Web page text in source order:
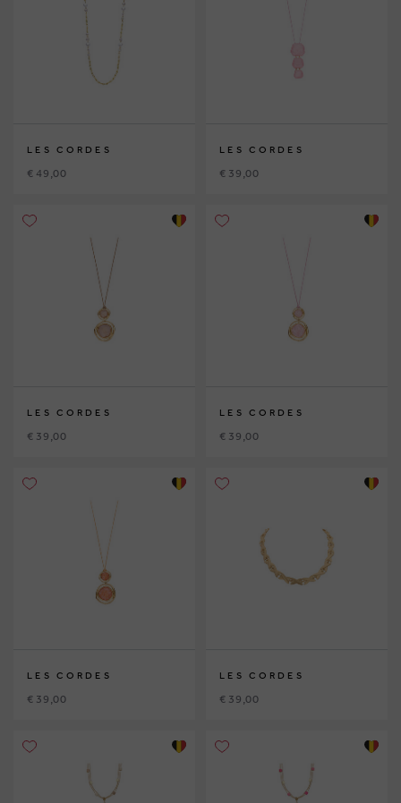
LES CORDES
€ 49,00
LES CORDES
€ 39,00
LES CORDES
€ 39,00
LES CORDES
€ 39,00
LES CORDES
€ 39,00
LES CORDES
€ 39,00